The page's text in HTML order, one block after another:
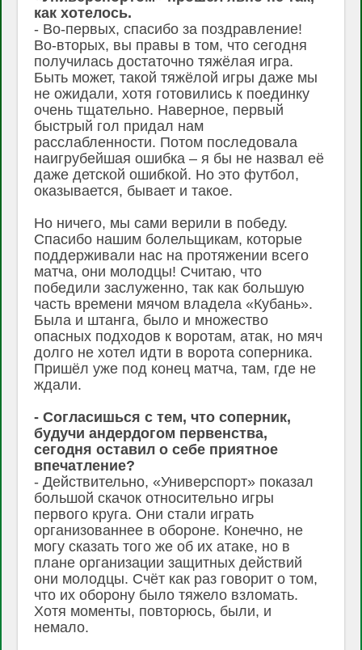
как хотелось.
- Во-первых, спасибо за поздравление!
Во-вторых, вы правы в том, что сегодня
получилась достаточно тяжёлая игра.
Быть может, такой тяжёлой игры даже мы
не ожидали, хотя готовились к поединку
очень тщательно. Наверное, первый
быстрый гол придал нам
расслабленности. Потом последовала
наигрубейшая ошибка – я бы не назвал её
даже детской ошибкой. Но это футбол,
оказывается, бывает и такое.
Но ничего, мы сами верили в победу.
Спасибо нашим болельщикам, которые
поддерживали нас на протяжении всего
матча, они молодцы! Считаю, что
победили заслуженно, так как большую
часть времени мячом владела «Кубань».
Была и штанга, было и множество
опасных подходов к воротам, атак, но мяч
долго не хотел идти в ворота соперника.
Пришёл уже под конец матча, там, где не
ждали.
- Согласишься с тем, что соперник,
будучи андердогом первенства,
сегодня оставил о себе приятное
впечатление?
- Действительно, «Универспорт» показал
большой скачок относительно игры
первого круга. Они стали играть
организованнее в обороне. Конечно, не
могу сказать того же об их атаке, но в
плане организации защитных действий
они молодцы. Счёт как раз говорит о том,
что их оборону было тяжело взломать.
Хотя моменты, повторюсь, были, и
немало.